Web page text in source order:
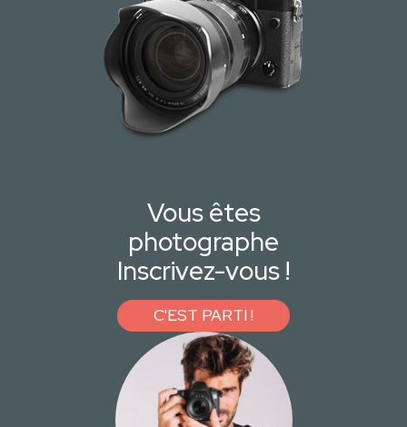
Vous êtes
photographe
Inscrivez-vous !
C'EST PARTI !